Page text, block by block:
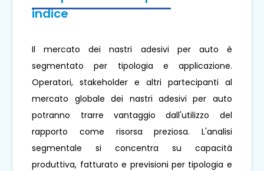
indice
Il mercato dei nastri adesivi per auto è
segmentato per tipologia e applicazione.
Operatori, stakeholder e altri partecipanti al
mercato globale dei nastri adesivi per auto
potranno trarre vantaggio dall'utilizzo del
rapporto come risorsa preziosa. L'analisi
segmentale si concentra su capacità
produttiva, fatturato e previsioni per tipologia e